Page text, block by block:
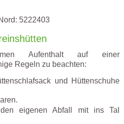
5222403
Aufenthalt auf einer
Regeln zu beachten:
und Hüttenschuhe
eigenen Abfall mit ins Tal